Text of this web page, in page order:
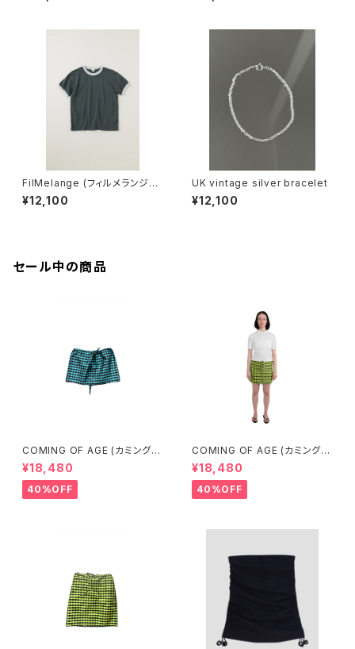
FilMelange (フィルメランジェ)
EMMA / エマ VINTAGE TENJ
IKU (charcoal khaki)
¥12,100
UK vintage silver bracelet
¥12,100
セール中の商品
COMING OF AGE (カミングオ
ブエイジ) DRAWSTRING MIN
I SKIRT（GINGHAM TURQU
OISE/BROWN）
¥18,480
40%OFF
COMING OF AGE (カミングオ
ブエイジ) DRAWSTRING MIN
I SKIRT (GINGHAM LIME/BL
ACK）
¥18,480
40%OFF